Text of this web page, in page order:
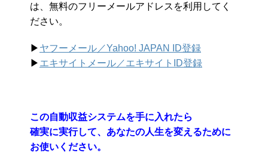
は、無料のフリーメールアドレスを利用してく
ださい。
▶︎ ヤフーメール／Yahoo! JAPAN ID登録
▶︎ エキサイトメール／エキサイトID登録
この自動収益システムを手に入れたら
確実に実行して、あなたの人生を変えるために
お使いください。